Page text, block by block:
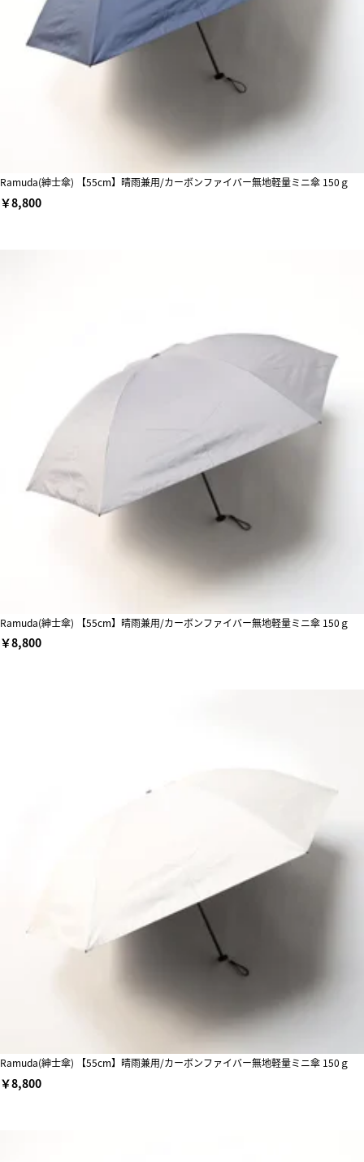
Ramuda(紳士傘) 【55cm】晴雨兼用/カーボンファイバー無地軽量ミニ傘 150ｇ
￥8,800
Ramuda(紳士傘) 【55cm】晴雨兼用/カーボンファイバー無地軽量ミニ傘 150ｇ
￥8,800
Ramuda(紳士傘) 【55cm】晴雨兼用/カーボンファイバー無地軽量ミニ傘 150ｇ
￥8,800